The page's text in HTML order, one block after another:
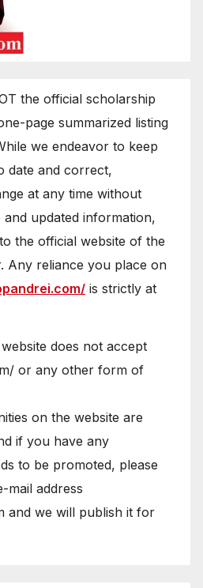
the official scholarship
page summarized listing
we endeavor to keep
date and correct,
at any time without
updated information,
the official website of the
Any reliance you place on
is strictly at
website does not accept
or any other form of
on the website are
if you have any
to be promoted, please
mail address
and we will publish it for